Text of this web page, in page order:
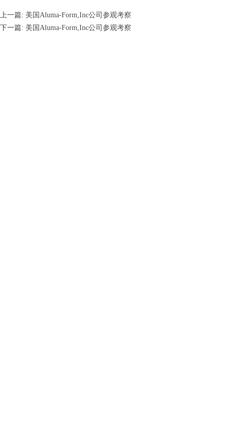
上一篇: 美国Aluma-Form,Inc公司参观考察
下一篇: 美国Aluma-Form,Inc公司参观考察